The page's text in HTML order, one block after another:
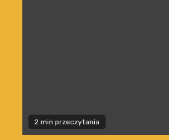
2 min przeczytania